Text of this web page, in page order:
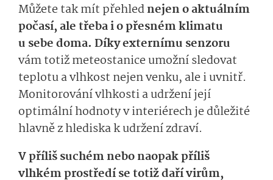
Můžete takmít přehlednejen o aktuálním
počasí, ale třeba i o přesném klimatu
u sebe doma. Díky externímu senzoru
vám totižmeteosta­niceumožní sledovat
teplotu a vlhkost nejen venku, ale i uvnitř.
Monitorování vlhkostiaudrže­ní její
optimální hodnotyv interiérech je důležité
hlavně z hlediskak u­držení zdraví.
V příliš suchém nebo naopak příliš
vlhkémprostře­díse totiž dařívirům,